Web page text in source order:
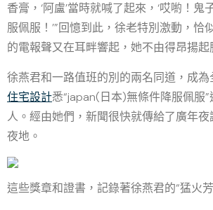
香膏，‘阿盧’當時就喊了起來，‘哎喲！
服佩服！’”回憶到此，徐老特別激動，恰
的電報聲又在耳畔響起，她不由得昂揚起
徐燕君和一路值班的別的兩名同道，成
住宅設計悉“japan(日本)無條件降服佩服
人。經由她們，新聞很快就傳給了廣年
夜地。
這些獎章和證書，記錄著徐燕君的“猛火芳